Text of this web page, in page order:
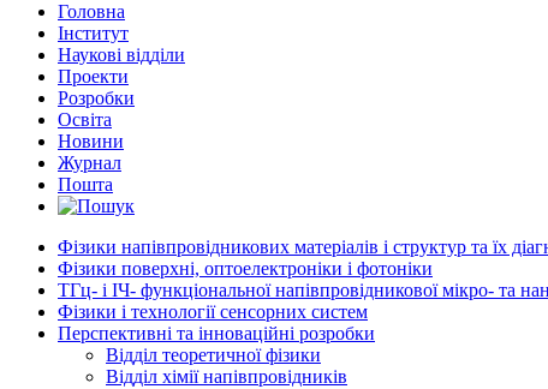
Головна
Інститут
Наукові відділи
Проекти
Розробки
Освіта
Новини
Журнал
Пошта
Фізики напівпровідникових матеріалів і структур та їх
Фізики поверхні, оптоелектроніки і фотоніки
ТГц- і ІЧ- функціональної напівпровідникової мікро- та
Фізики і технології сенсорних систем
Перспективні та інноваційні розробки
Відділ теоретичної фізики
Відділ хімії напівпровідників